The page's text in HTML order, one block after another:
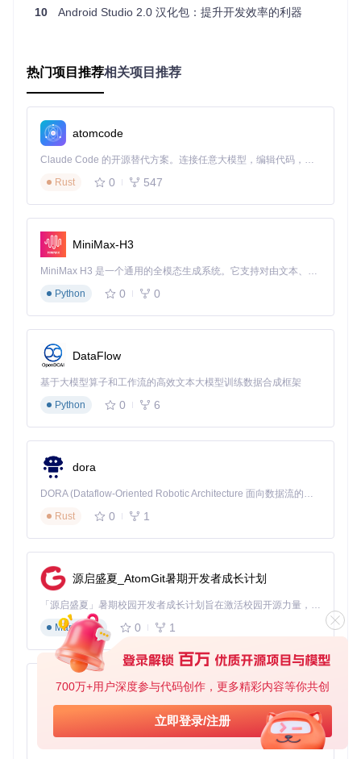
700万+用户深度参与代码创作，更多精彩内容等你共创
立即登录/注册
作失误。某企业开发团队数据显示，实施汉化后因界面理解错
实施步骤：标准化中文界面配置流程
准备阶段：获取语言包资源
首先需要克隆官方语言包仓库到本地，打开终端执行以下命
令：
git clone
核心配置：安装并启用中文插件
启动Android Studio，通过菜单栏「File」→「Settings」
在左侧导航栏选择「Plugins」（插件）选项
点击右上角齿轮图标，选择「从磁盘安装插件」
导航至克隆的仓库目录，选择语言包文件进行安装
重启IDE使插件生效
验证流程：切换界面语言
在「Language」下拉菜单中选择「Chinese (Simplifie
d)」
点击「OK」并确认重启IDE
重启完成后，应依次验证以下界面元素的汉化效果：
欢迎界面验证
确认欢迎界面的"新建项目"、"打开"、"从VCS获取"等核心按钮
已完全中文化，左侧导航菜单"项目"、"自定义"、"插件"等选项
显示正确。
创建测试项目后，检查代码编辑区的右键菜单、顶部工具栏、
10 Android Studio 2.0 汉化包：提升开发效率的利器
热门项目推荐相关项目推荐
atomcode
Claude Code 的开源替代方案。连接任意大模型，编辑代码，运行命令，自动验证 — 全自动执行。用 Rust 构建，极致性能。 ｜ An open-source alternative to Claude Code. Connect any LLM, edit code, run commands, and verify changes — autonomously. Built in Rust for speed. Get Started
Rust
0 547
MiniMax-H3
MiniMax H3 是一个通用的全模态生成系统。它支持对由文本、图像、视频和音频组成的多模态上下文进行统一理解，并能生成分辨率高达 2K、时长可达 15 秒的带原生立体声音频的视频。得益于面向任务泛化的系统设计，H3 在预训练阶段就已具备广泛的多模态上下文理解与生成能力，能够出色地执行复杂的多模态指令。
Python
0 0
DataFlow
基于大模型算子和工作流的高效文本大模型训练数据合成框架
Python
0 6
dora
DORA (Dataflow-Oriented Robotic Architecture 面向数据流的机器人架构) 是为 AI 与具身智能机器人打造的高性能开发框架，以数据流范式重构开发逻辑，原生支持分布式部署与端边云协同 —— 无需复杂适配，即可实现一体端到端具身大小脑、VLA等模型部署，无缝衔接感知、推理、控制全链路，让 AI 能力与机器人动作深度融合。 依托 Rust 内核与零拷贝通信技术，它将具身大小脑、VLA等模型推理、多模态数据融合延迟压缩至微秒级，同时兼容 ROS2 生态与国产 AI 芯片，彻底降低具身智能机器人的开发门槛，让分布式部署下的 AI 赋能创新更高效、更灵活。
Rust
0 1
源启盛夏_AtomGit暑期开发者成长计划
「源启盛夏」暑期校园开发者成长计划旨在激活校园开源力量，通过积分激励、认证扶持、资源倾斜等形式，引导高校组织和开发者完成「入驻 — 建项目 — 做贡献 — 获认证 — 得资源」的完整闭环。无论你是想带领社团入驻平台的组织者，还是希望用代码贡献证明自己的开发者，都能在这里找到属于你的成长路径。
Markdown
0 1
py-xiaozhi
基于Python的Xiaozhi AI，适用于想要完整Xiaozhi体验而无需拥有专用硬件的用户。
Python
0 1